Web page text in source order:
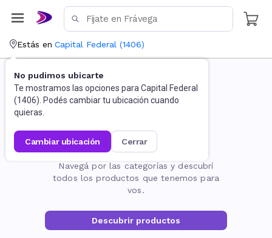
Estás en Capital Federal (1406)
No pudimos ubicarte
Te mostramos las opciones para Capital Federal
(1406). Podés cambiar tu ubicación cuando
quieras.
cambiar ubicación cerrar
La página no existe
Navegá por las categorías y descubrí
todos los productos que tenemos para
vos.
Descubrir productos